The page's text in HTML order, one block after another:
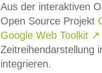
Aus der interaktiven
Open Source Projekt
Google Web Toolkit ↗
Zeitreihendarstellung
integrieren.